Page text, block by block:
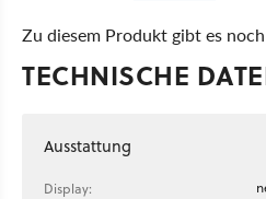
Zu diesem Produkt gibt es
TECHNISCHE
Ausstattung
Display: